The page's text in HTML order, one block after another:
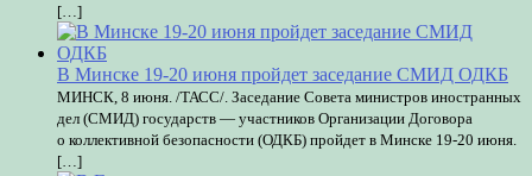
[…]
В Минске 19-20 июня пройдет заседание СМИД ОДКБ
МИНСК, 8 июня. /ТАСС/. Заседание Совета министров иностранных
дел (СМИД) государств — участников Организации Договора
о коллективной безопасности (ОДКБ) пройдет в Минске 19-20 июня.
[…]